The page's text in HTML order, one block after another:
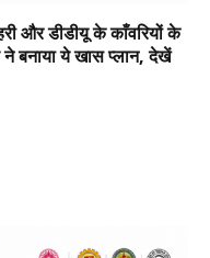
और डीडीयू के काँवरियों के
बनाया ये खास प्लान, देखें